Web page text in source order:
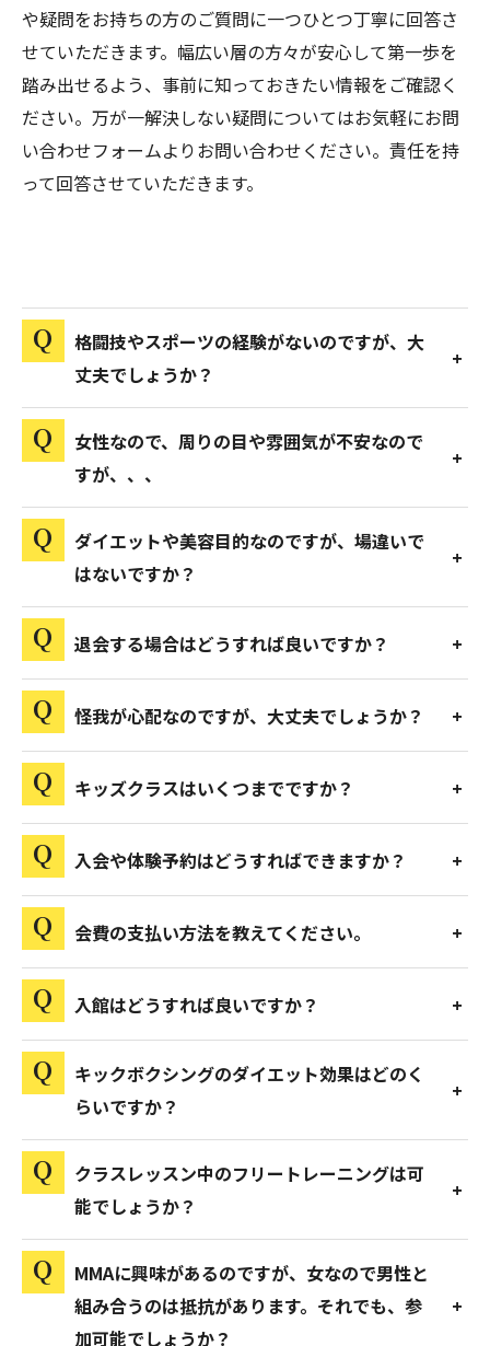
や疑問をお持ちの方のご質問に一つひとつ丁寧に回答さ
せていただきます。幅広い層の方々が安心して第一歩を
踏み出せるよう、事前に知っておきたい情報をご確認く
ださい。万が一解決しない疑問についてはお気軽にお問
い合わせフォームよりお問い合わせください。責任を持
って回答させていただきます。
格闘技やスポーツの経験がないのですが、大
丈夫でしょうか？
女性なので、周りの目や雰囲気が不安なので
すが、、、
ダイエットや美容目的なのですが、場違いで
はないですか？
退会する場合はどうすれば良いですか？
怪我が心配なのですが、大丈夫でしょうか？
キッズクラスはいくつまでですか？
入会や体験予約はどうすればできますか？
会費の支払い方法を教えてください。
入館はどうすれば良いですか？
キックボクシングのダイエット効果はどのく
らいですか？
クラスレッスン中のフリートレーニングは可
能でしょうか？
MMAに興味があるのですが、女なので男性と
組み合うのは抵抗があります。それでも、参
加可能でしょうか？